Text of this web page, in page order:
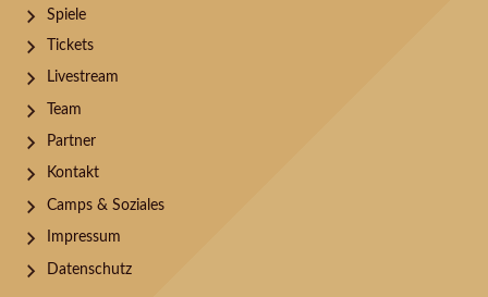
Spiele
Tickets
Livestream
Team
Partner
Kontakt
Camps & Soziales
Impressum
Datenschutz